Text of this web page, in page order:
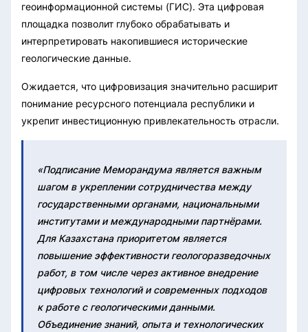
геоинформационной системы (ГИС). Эта цифровая
площадка позволит глубоко обрабатывать и
интерпретировать накопившиеся исторические
геологические данные.
Ожидается, что цифровизация значительно расширит
понимание ресурсного потенциала республики и
укрепит инвестиционную привлекательность отрасли.
«Подписание Меморандума является важным
шагом в укреплении сотрудничества между
государственными органами, национальными
институтами и международными партнёрами.
Для Казахстана приоритетом является
повышение эффективности геологоразведочных
работ, в том числе через активное внедрение
цифровых технологий и современных подходов
к работе с геологическими данными.
Объединение знаний, опыта и технологических